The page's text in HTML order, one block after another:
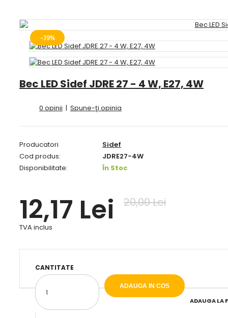
-39%
Bec LED Sidef JDRE 27 - 4 W, E27, 4W
0 opinii | Spune-ţi opinia
Producatori
Sidef
Cod produs:
JDRE27-4W
Disponibilitate:
În Stoc
12,17 Lei 20,00 Lei
TVA inclus
CANTITATE
ADAUGA LA